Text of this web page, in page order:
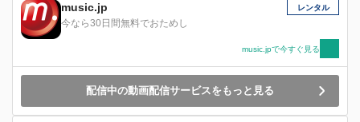
music.jp
今なら30日間無料でおためし
レンタル
music.jpで今すぐ見る
配信中の動画配信サービスをもっと見る